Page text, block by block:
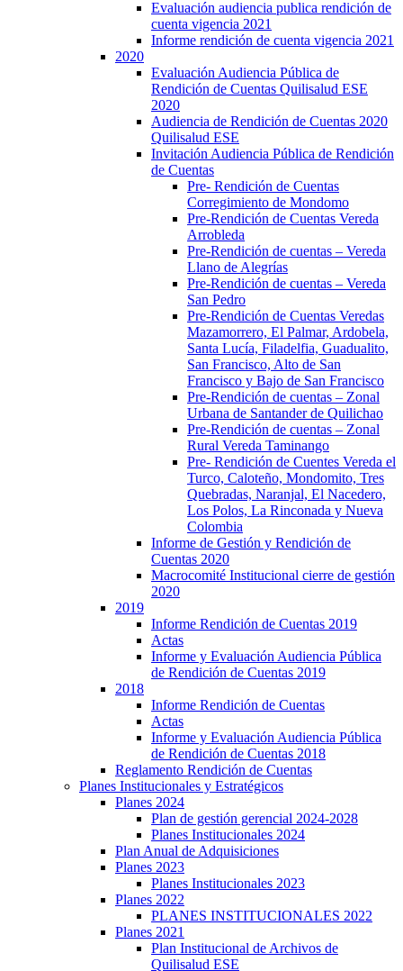
Evaluación audiencia publica rendición de
cuenta vigencia 2021
Informe rendición de cuenta vigencia 2021
2020
Evaluación Audiencia Pública de
Rendición de Cuentas Quilisalud ESE
2020
Audiencia de Rendición de Cuentas 2020
Quilisalud ESE
Invitación Audiencia Pública de Rendición
de Cuentas
Pre- Rendición de Cuentas
Corregimiento de Mondomo
Pre-Rendición de Cuentas Vereda
Arrobleda
Pre-Rendición de cuentas – Vereda
Llano de Alegrías
Pre-Rendición de cuentas – Vereda
San Pedro
Pre-Rendición de Cuentas Veredas
Mazamorrero, El Palmar, Ardobela,
Santa Lucía, Filadelfia, Guadualito,
San Francisco, Alto de San
Francisco y Bajo de San Francisco
Pre-Rendición de cuentas – Zonal
Urbana de Santander de Quilichao
Pre-Rendición de cuentas – Zonal
Rural Vereda Taminango
Pre- Rendición de Cuentes Vereda el
Turco, Caloteño, Mondomito, Tres
Quebradas, Naranjal, El Nacedero,
Los Polos, La Rinconada y Nueva
Colombia
Informe de Gestión y Rendición de
Cuentas 2020
Macrocomité Institucional cierre de gestión
2020
2019
Informe Rendición de Cuentas 2019
Actas
Informe y Evaluación Audiencia Pública
de Rendición de Cuentas 2019
2018
Informe Rendición de Cuentas
Actas
Informe y Evaluación Audiencia Pública
de Rendición de Cuentas 2018
Reglamento Rendición de Cuentas
Planes Institucionales y Estratégicos
Planes 2024
Plan de gestión gerencial 2024-2028
Planes Institucionales 2024
Plan Anual de Adquisiciones
Planes 2023
Planes Institucionales 2023
Planes 2022
PLANES INSTITUCIONALES 2022
Planes 2021
Plan Institucional de Archivos de
Quilisalud ESE